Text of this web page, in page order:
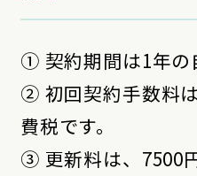
① 契約期間は1年の
② 初回契約手数料
費税です。
③ 更新料は、7500